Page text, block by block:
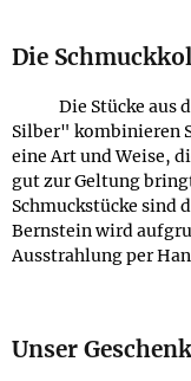
Die
Die Stücke aus
Silber" kombinieren
eine Art und Weise,
gut zur Geltung
Schmuckstücke
Bernstein wird
Ausstrahlung per
Unser